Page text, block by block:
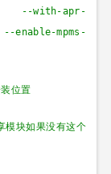
--with-apr-
mpms-
位置
模块如果没有这个